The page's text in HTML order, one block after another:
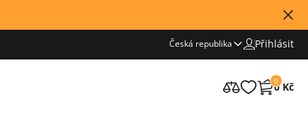
Česká republika Přihlásit
0
0 Kč